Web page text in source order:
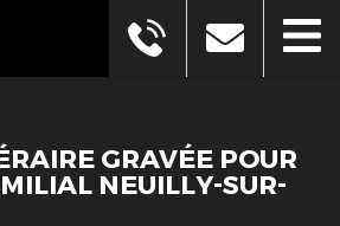
GRAVÉE POUR
NEUILLY-SUR-